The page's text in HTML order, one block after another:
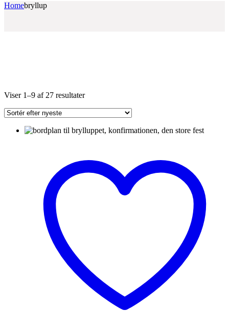
Homebryllup
Viser 1–9 af 27 resultaterSorteret